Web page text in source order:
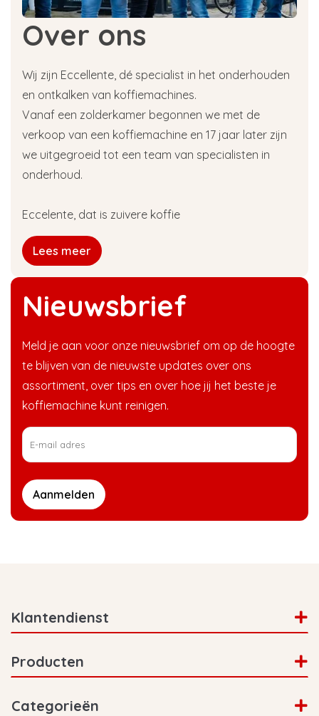
Nieuwsbrief
Meld je aan voor onze nieuwsbrief om op de hoogte
te blijven van de nieuwste updates over ons
assortiment, over tips en over hoe jij het beste je
koffiemachine kunt reinigen.
Aanmelden
Over ons
Wij zijn Eccellente, dé specialist in het onderhouden
en ontkalken van koffiemachines.
Vanaf een zolderkamer begonnen we met de
verkoop van een koffiemachine en 17 jaar later zijn
we uitgegroeid tot een team van specialisten in
onderhoud.
Eccelente, dat is zuivere koffie
Lees meer
Klantendienst
Producten
Categorieën